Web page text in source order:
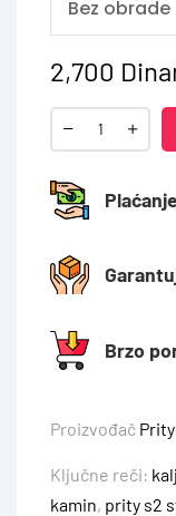
2,700
Brzo
Proizvođač Prity
Ključne reči:
kamin, prity s2